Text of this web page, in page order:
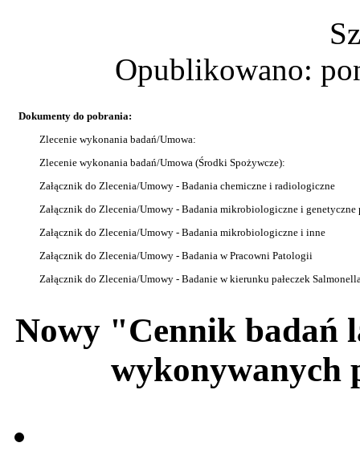
Opublikowano:
Dokumenty do pobrania:
Zlecenie wykonania badań/Umowa:
Zlecenie wykonania badań/Umowa (Środki Spożywcze):
Załącznik do Zlecenia/Umowy - Badania chemiczne i radiologiczne
Załącznik do Zlecenia/Umowy - Badania mikrobiologiczne i genetyczne
Załącznik do Zlecenia/Umowy - Badania mikrobiologiczne i inne
Załącznik do Zlecenia/Umowy - Badania w Pracowni Patologii
Załącznik do Zlecenia/Umowy - Badanie w kierunku pałeczek
Nowy "Cennik badań
wykonywanych